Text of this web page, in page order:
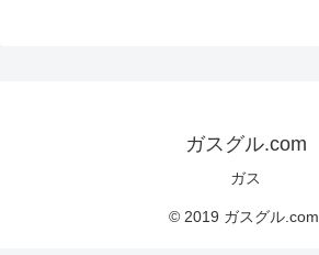
ガスグル.com
ガス
© 2019 ガスグル.com.